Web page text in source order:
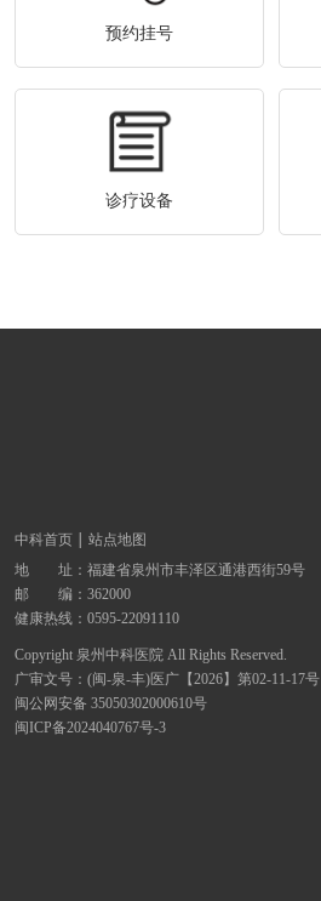
预约挂号
诊疗设备
中科首页
站点地图
地 址： 福建省泉州市丰泽区通港西街59号
邮 编：362000
健康热线： 0595-22091110
Copyright 泉州中科医院 All Rights Reserved.
广审文号：(闽-泉-丰)医广【2026】第02-11-17号
闽公网安备 35050302000610号
闽ICP备2024040767号-3